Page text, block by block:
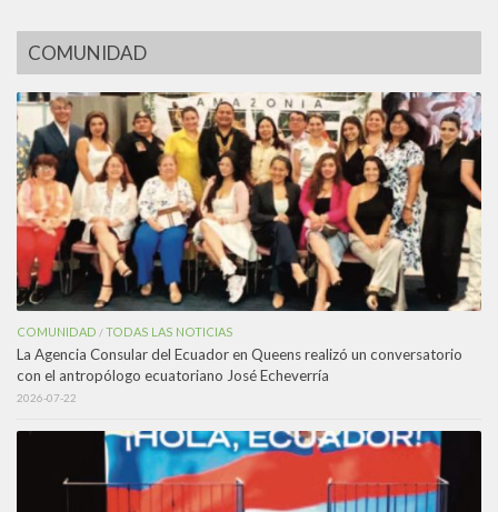
COMUNIDAD
COMUNIDAD /TODAS LAS NOTICIAS
La Agencia Consular del Ecuador en Queens realizó un conversatorio
con el antropólogo ecuatoriano José Echeverría
2026-07-22